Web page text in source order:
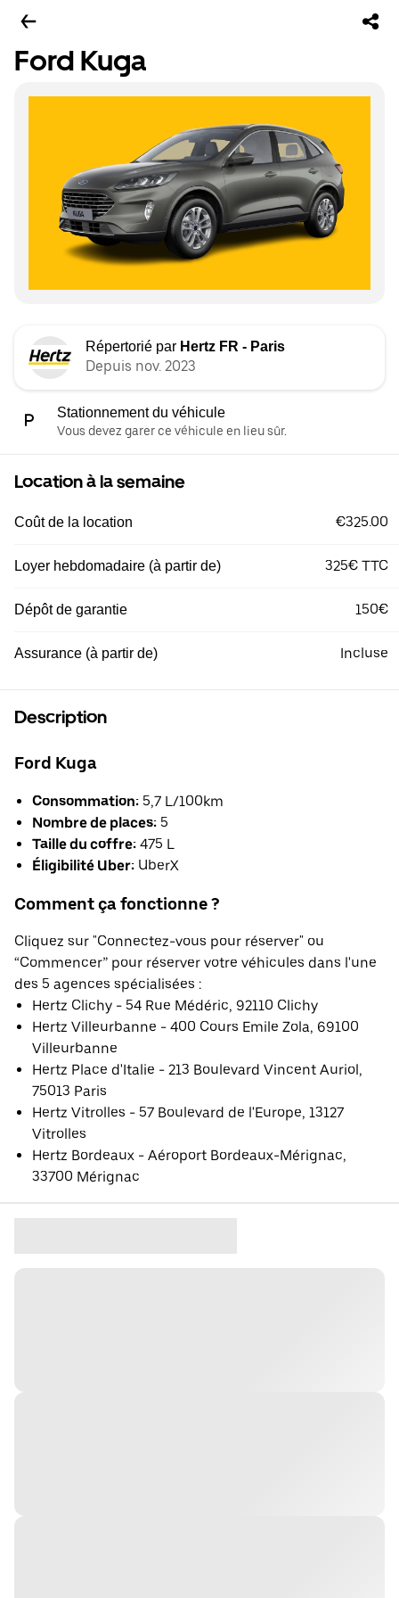
Ford Kuga
Répertorié par Hertz FR - Paris
Depuis nov. 2023
Stationnement du véhicule
Vous devez garer ce véhicule en lieu sûr.
Location à la semaine
Coût de la location €325.00
Loyer hebdomadaire (à partir de) 325€ TTC
Dépôt de garantie 150€
Assurance (à partir de) Incluse
Description
Ford Kuga
Consommation: 5,7 L/100km
Nombre de places: 5
Taille du coffre: 475 L
Éligibilité Uber: UberX
Comment ça fonctionne ?
Cliquez sur "Connectez-vous pour réserver" ou
“Commencer” pour réserver votre véhicules dans l'une
des 5 agences spécialisées :
Hertz Clichy - 54 Rue Médéric, 92110 Clichy
Hertz Villeurbanne - 400 Cours Emile Zola, 69100
Villeurbanne
Hertz Place d'Italie - 213 Boulevard Vincent Auriol,
75013 Paris
Hertz Vitrolles - 57 Boulevard de l'Europe, 13127
Vitrolles
Hertz Bordeaux - Aéroport Bordeaux-Mérignac,
33700 Mérignac